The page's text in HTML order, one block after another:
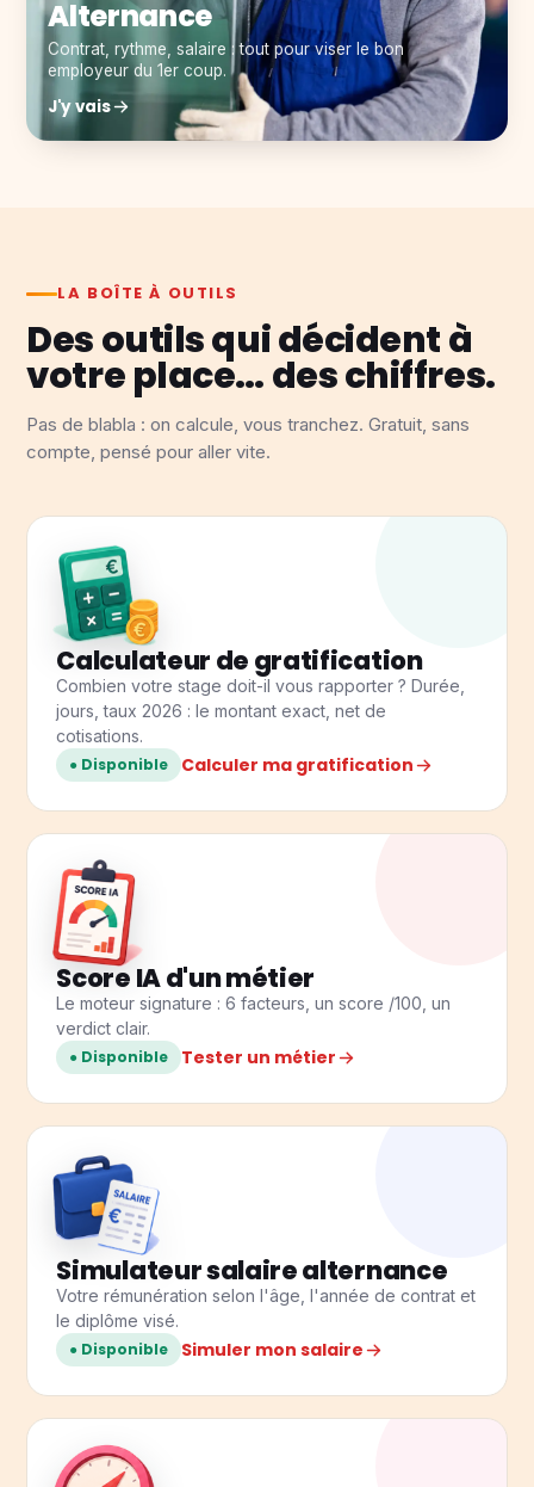
Alternance
Contrat, rythme, salaire : tout pour viser le bon
employeur du 1er coup.
J'y vais
LA BOÎTE À OUTILS
Des outils qui décident à
votre place… des chiffres.
Pas de blabla : on calcule, vous tranchez. Gratuit, sans
compte, pensé pour aller vite.
Calculateur de gratification
Combien votre stage doit-il vous rapporter ? Durée,
jours, taux 2026 : le montant exact, net de
cotisations.
● Disponible
Calculer ma gratification
Score IA d'un métier
Le moteur signature : 6 facteurs, un score /100, un
verdict clair.
● Disponible
Tester un métier
Simulateur salaire alternance
Votre rémunération selon l'âge, l'année de contrat et
le diplôme visé.
● Disponible
Simuler mon salaire